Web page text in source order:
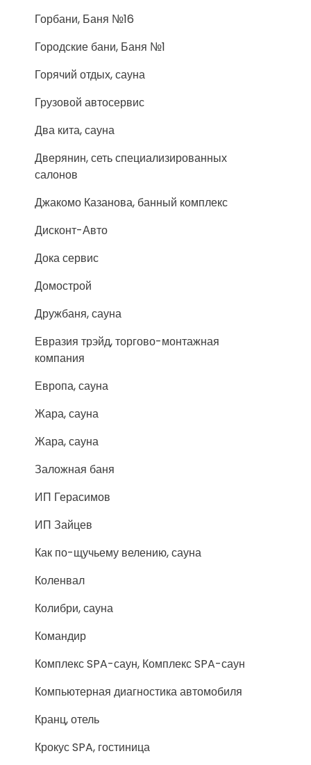
Горбани, Баня №16
Городские бани, Баня №1
Горячий отдых, сауна
Грузовой автосервис
Два кита, сауна
Дверянин, сеть специализированных
салонов
Джакомо Казанова, банный комплекс
Дисконт-Авто
Дока сервис
Домострой
Дружбаня, сауна
Евразия трэйд, торгово-монтажная
компания
Европа, сауна
Жара, сауна
Жара, сауна
Заложная баня
ИП Герасимов
ИП Зайцев
Как по-щучьему велению, сауна
Коленвал
Колибри, сауна
Командир
Комплекс SPA-саун, Комплекс SPA-саун
Компьютерная диагностика автомобиля
Кранц, отель
Крокус SPA, гостиница